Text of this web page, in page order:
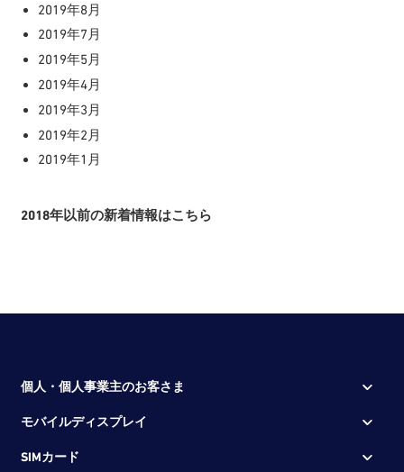
2019年8月
2019年7月
2019年5月
2019年4月
2019年3月
2019年2月
2019年1月
2018年以前の新着情報はこちら
個人・個人事業主のお客さま
モバイルディスプレイ
SIMカード